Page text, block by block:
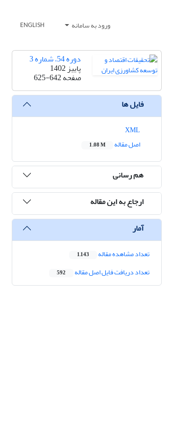
ورود به سامانه ENGLISH
دوره 54، شماره 3
پاییز 1402
صفحه625-642
فایل ها
اصل مقاله
1.08 M
هم رسانی
ارجاع به این مقاله
آمار
تعداد مشاهده مقاله 1,143
تعداد دریافت فایل اصل مقاله 592